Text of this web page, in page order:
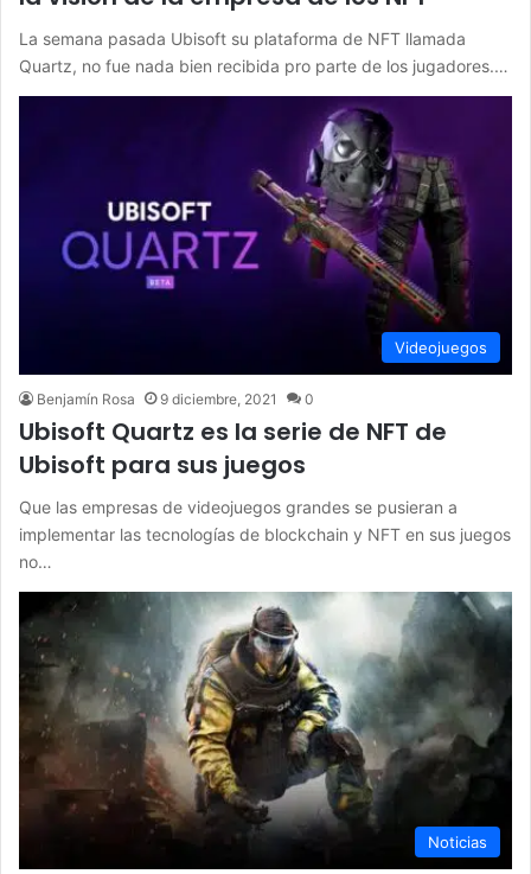
La semana pasada Ubisoft su plataforma de NFT llamada
Quartz, no fue nada bien recibida pro parte de los jugadores.…
Videojuegos
Benjamín Rosa 9 diciembre, 2021 0
Ubisoft Quartz es la serie de NFT de
Ubisoft para sus juegos
Que las empresas de videojuegos grandes se pusieran a
implementar las tecnologías de blockchain y NFT en sus juegos
no…
Noticias